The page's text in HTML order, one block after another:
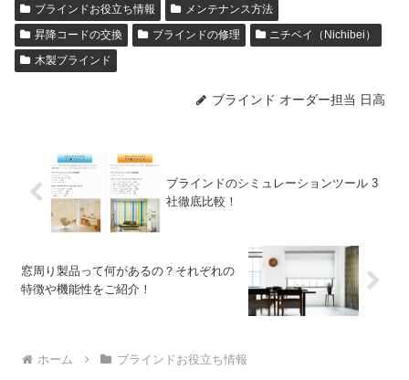
ブラインドお役立ち情報
メンテナンス方法
昇降コードの交換
ブラインドの修理
ニチベイ（Nichibei）
木製ブラインド
ブラインド オーダー担当 日高
ブラインドのシミュレーションツール 3
社徹底比較！
窓周り製品って何があるの？それぞれの
特徴や機能性をご紹介！
ホーム ブラインドお役立ち情報